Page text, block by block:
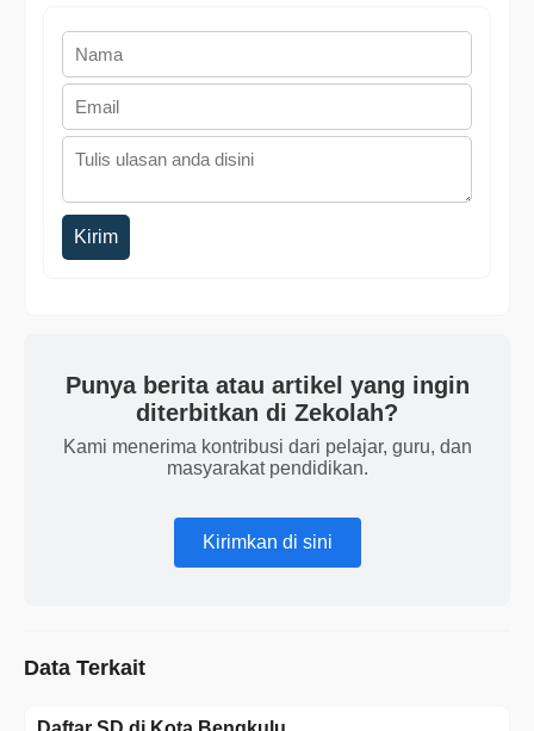
Kirim
Punya berita atau artikel yang ingin
diterbitkan di Zekolah?
Kami menerima kontribusi dari pelajar, guru, dan
masyarakat pendidikan.
Kirimkan di sini
Data Terkait